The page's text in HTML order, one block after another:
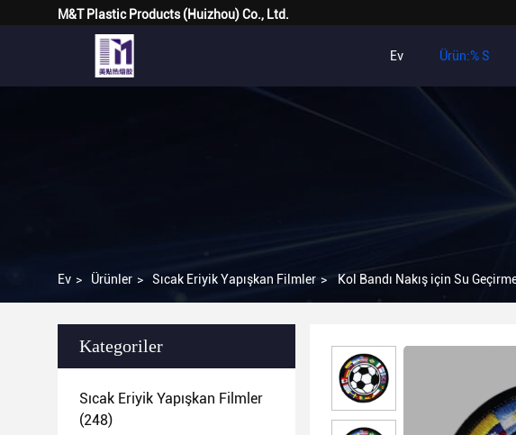
M&T Plastic Products (Huizhou) Co., Ltd.
Ev Ürün:% S
Ev > Ürünler > Sıcak Eriyik Yapışkan Filmler > Kol Bandı Nakış için Su
Kategoriler
Sıcak Eriyik Yapışkan Filmler
(248)